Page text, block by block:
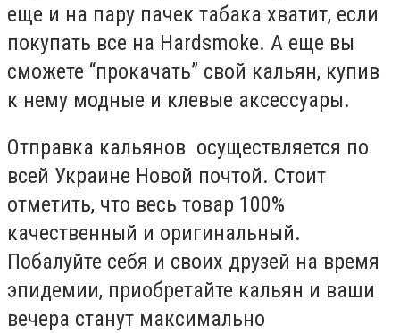
еще и на пару пачек табака хватит, если
покупать все на Hardsmoke. А еще вы
сможете “прокачать” свой кальян, купив
к нему модные и клевые аксессуары.
Отправка кальянов осуществляется по
всей Украине Новой почтой. Стоит
отметить, что весь товар 100%
качественный и оригинальный.
Побалуйте себя и своих друзей на время
эпидемии, приобретайте кальян и ваши
вечера станут максимально